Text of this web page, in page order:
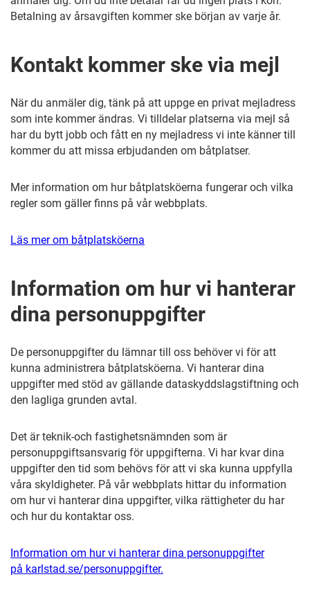
Betalning av årsavgiften kommer ske början av varje år.
Kontakt kommer ske via mejl
När du anmäler dig, tänk på att uppge en privat mejladress
som inte kommer ändras. Vi tilldelar platserna via mejl så
har du bytt jobb och fått en ny mejladress vi inte känner till
kommer du att missa erbjudanden om båtplatser.
Mer information om hur båtplatsköerna fungerar och vilka
regler som gäller finns på vår webbplats.
Läs mer om båtplatsköerna
Information om hur vi hanterar
dina personuppgifter
De personuppgifter du lämnar till oss behöver vi för att
kunna administrera båtplatsköerna. Vi hanterar dina
uppgifter med stöd av gällande dataskyddslagstiftning och
den lagliga grunden avtal.
Det är teknik-och fastighetsnämnden som är
personuppgiftsansvarig för uppgifterna. Vi har kvar dina
uppgifter den tid som behövs för att vi ska kunna uppfylla
våra skyldigheter. På vår webbplats hittar du information
om hur vi hanterar dina uppgifter, vilka rättigheter du har
och hur du kontaktar oss.
Information om hur vi hanterar dina personuppgifter
på karlstad.se/personuppgifter.